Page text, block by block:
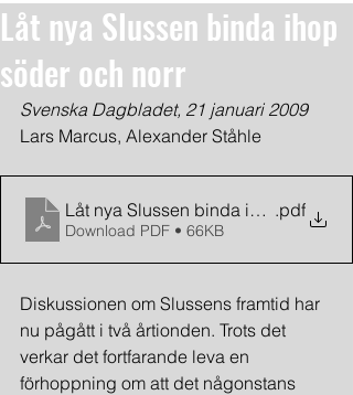
Låt nya Slussen binda ihop
söder och norr
Svenska Dagbladet, 21 januari 2009
Lars Marcus, Alexander Ståhle
Låt nya Slussen binda ihop söder
.pdf
Download PDF • 66KB
Diskussionen om Slussens framtid har
nu pågått i två årtionden. Trots det
verkar det fortfarande leva en
förhoppning om att det någonstans